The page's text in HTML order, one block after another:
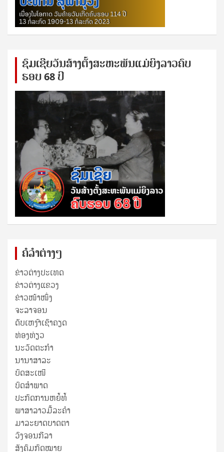
ຊົ​ມ​ເຊີຍ​ວັນ​ສ້າງ​ຕັ້ງ​ສະ​ຫະ​ພັນ​ແມ່​ຍິງ​​ລາວຄົບ​
ຮອບ 68 ປິ
ຄໍລຳຕ່າງໆ
ຂ່າວຕ່າງປະເທດ
ຂ່າວ​ຕ່າງ​ແຂວງ
ຂ່າວໜ້າໜຶ່ງ
ຈະລາຈອນ
ດັບເຫງົາເຊົາຄຽດ
ທ່ອງທ່ຽວ
ນະວັດຕະກໍາ
ນານາສາລະ
ບົດສະເໜີ
ບົດສໍາພາດ
ປະກົດການຫຍໍ້ທໍ້
ພາສາລາວມື້ລະຄຳ
ມາລະຍາດບາດຕາ
ວົງຈອນກີລາ
ສັງຄົມກົດໝາຍ